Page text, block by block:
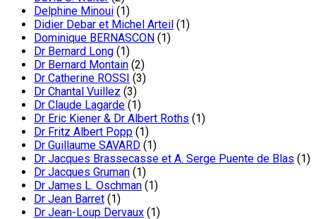
Delphine Minoui (1)
Didier Debar et Michel Arteil (1)
Dominique BERNASCON (1)
Dr Bernard Long (1)
Dr Bernard Montain (2)
Dr Catherine ROSSI (3)
Dr Chantal Vuillez (3)
Dr Claude Lagarde (1)
Dr Eric Kiener & Dr Albert Roths (1)
Dr Fritz Albert Popp (1)
Dr Guillaume SAVARD (1)
Dr Jacques Brassecasse et A. Serge Puente de Blas (1)
Dr Jacques Gruman (1)
Dr James L. Oschman (1)
Dr Jean Barret (1)
Dr Jean-Loup Dervaux (1)